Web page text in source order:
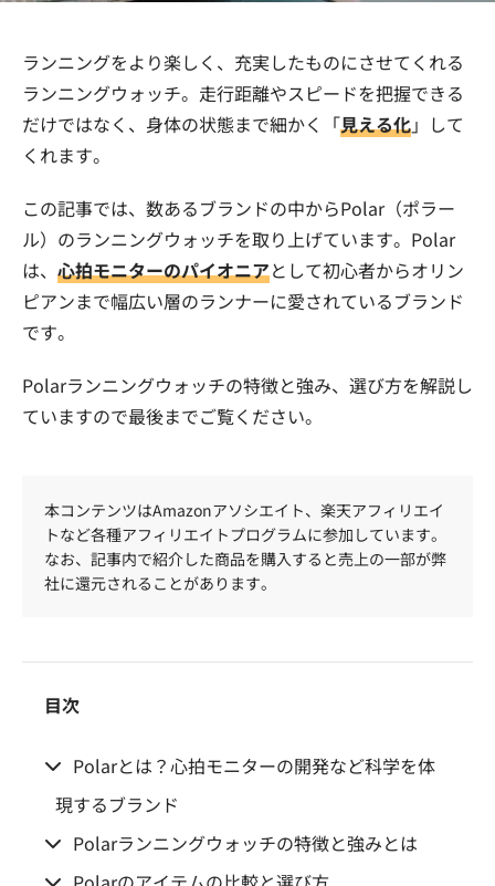
ランニングをより楽しく、充実したものにさせてくれる
ランニングウォッチ。走行距離やスピードを把握できる
だけではなく、身体の状態まで細かく「見える化」して
くれます。
この記事では、数あるブランドの中からPolar（ポラー
ル）のランニングウォッチを取り上げています。Polar
は、 心拍モニターのパイオニアとして初心者からオリン
ピアンまで幅広い層のランナーに愛されているブランド
です。
Polarランニングウォッチの特徴と強み、選び方を解説し
ていますので最後までご覧ください。
本コンテンツはAmazonアソシエイト、楽天アフィリエイ
トなど各種アフィリエイトプログラムに参加しています。
なお、記事内で紹介した商品を購入すると売上の一部が弊
社に還元されることがあります。
目次
Polarとは？心拍モニターの開発など科学を体
現するブランド
Polarランニングウォッチの特徴と強みとは